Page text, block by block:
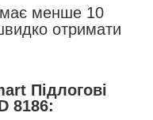
менше 10
отримати
Підлогові
8186: